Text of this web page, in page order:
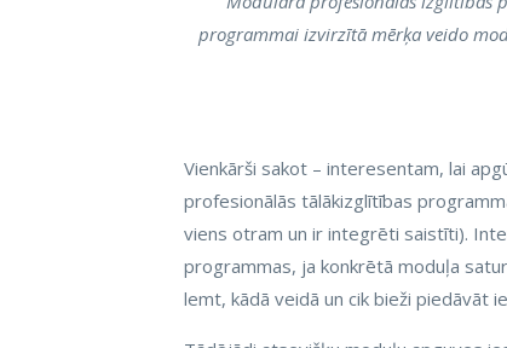
programmai izvirzītā mērķa veido
Vienkārši sakot – interesentam, lai
profesionālās tālākizglītības
viens otram un ir integrēti saistīti).
programmas, ja konkrētā moduļa
lemt, kādā veidā un cik bieži piedāvāt